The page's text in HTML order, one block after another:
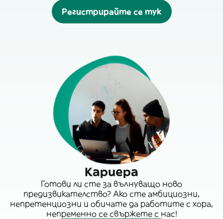
Регистрирайте се тук
Кариера
Готови ли сте за вълнуващо ново
предизвикателство? Ако сте амбициозни,
непретенциозни и обичате да работите с хора,
непременно се свържете с нас!